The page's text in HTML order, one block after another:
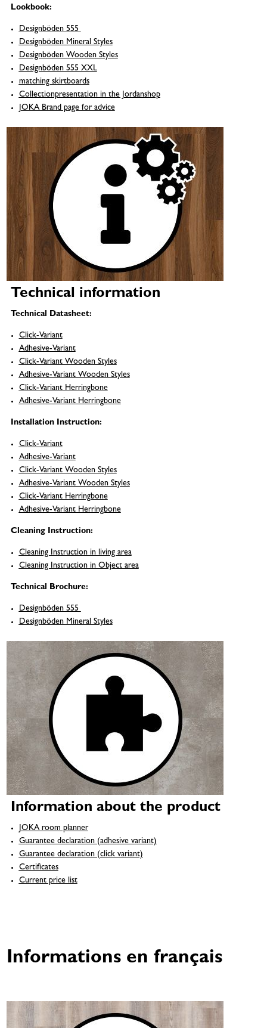
Lookbook:
Designböden 555
Designböden Mineral Styles
Designböden Wooden Styles
Designböden 555 XXL
matching skirtboards
Collectionpresentation in the Jordanshop
JOKA Brand page for advice
Technical information
Technical Datasheet:
Click-Variant
Adhesive-Variant
Click-Variant Wooden Styles
Adhesive-Variant Wooden Styles
Click-VariantHerringbone
Adhesive-VariantHerringbone
Installation Instruction:
Click-Variant
Adhesive-Variant
Click-Variant Wooden Styles
Adhesive-Variant Wooden Styles
Click-Variant Herringbone
Adhesive-Variant Herringbone
Cleaning Instruction:
Cleaning Instruction in living area
Cleaning Instruction in Object area
Technical Brochure:
Designböden 555
Designböden Mineral Styles
Information about the product
JOKA room planner
Guarantee declaration (adhesive variant)
Guarantee declaration (click variant)
Certificates
Current price list
Informations en français